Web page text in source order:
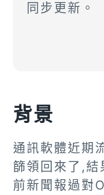
同步更新。
背景
通訊軟體近期
篩領回來了,
前新聞報過對